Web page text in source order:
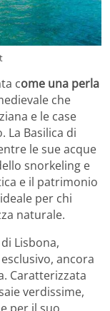
come una perla
che
e le case
Basilica di
le sue acque
snorkeling e
e il patrimonio
per chi
naturale.
Lisbona,
ancora
Caratterizzata
verdissime,